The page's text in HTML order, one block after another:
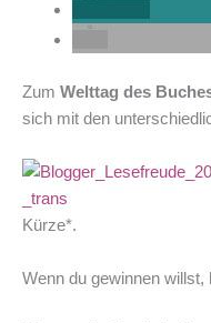
Zum Welttag des
sich mit den
Kürze*.
Wenn du gewinnen willst,